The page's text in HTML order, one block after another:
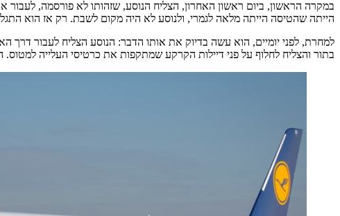
הייתה שהטיסה הייתה מלאה לגמרי, ולנוסע לא היה מקום לשבת. רק אז הוא
בתור והצליח לחלוף על פני דיילות הקרקע שמתקפות את כרטיסי העלייה